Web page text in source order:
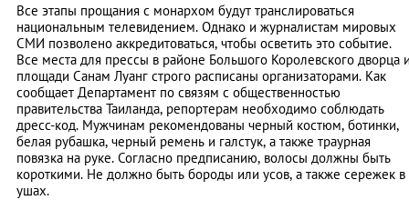
Все этапы прощания с монархом будут транслироваться
национальным телевидением. Однако и журналистам мировых
СМИ позволено аккредитоваться, чтобы осветить это событие.
Все места для прессы в районе Большого Королевского дворца
площади Санам Луанг строго расписаны организаторами. Как
сообщает Департамент по связям с общественностью
правительства Таиланда, репортерам необходимо соблюдать
дресс-код. Мужчинам рекомендованы черный костюм, ботинки,
белая рубашка, черный ремень и галстук, а также траурная
повязка на руке. Согласно предписанию, волосы должны быть
короткими. Не должно быть бороды или усов, а также сережек в
ушах.